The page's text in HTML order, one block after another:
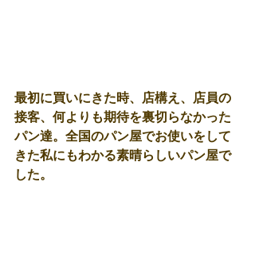
最初に買いにきた時、店構え、店員の
接客、何よりも期待を裏切らなかった
パン達。全国のパン屋でお使いをして
きた私にもわかる素晴らしいパン屋で
した。